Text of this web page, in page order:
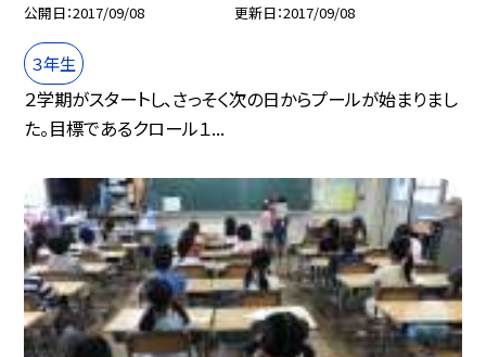
公開日 2017/09/08 更新日 2017/09/08
３年生
２学期がスタートし、さっそく次の日からプールが始まりまし
た。目標であるクロール１...